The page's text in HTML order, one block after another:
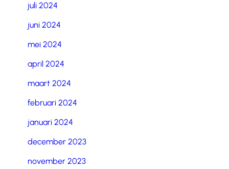
juli 2024
juni 2024
mei 2024
april 2024
maart 2024
februari 2024
januari 2024
december 2023
november 2023